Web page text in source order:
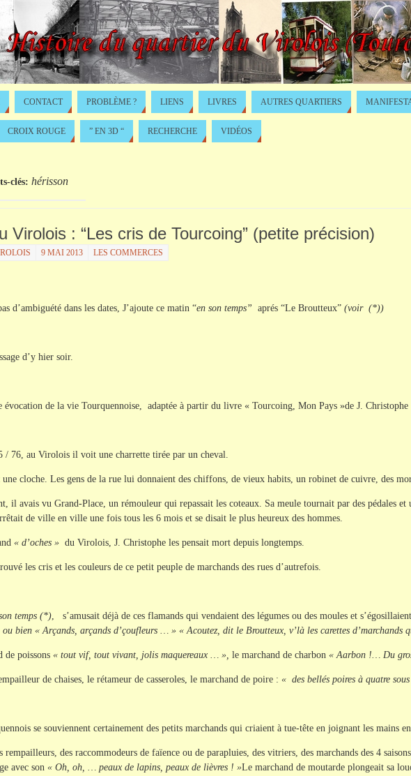
CONTACT PROBLÈME ? LIENS LIVRES AUTRES QUARTIERS
CROIX ROUGE ” EN 3D “ RECHERCHE VIDÉOS
clés: hérisson
Virolois : “Les cris de Tourcoing” (petite précision)
9 MAI 2013 LES COMMERCES
d’ambiguété dans les dates, J’ajoute ce matin “en son temps” aprés “Le Broutteux” (voir (*))
d’y hier soir.
évocation de la vie Tourquennoise, adaptée à partir du livre « Tourcoing, Mon Pays »de J. Christophe
/ 76, au Virolois il voit une charrette tirée par un cheval.
cloche. Les gens de la rue lui donnaient des chiffons, de vieux habits, un robinet de cuivre, des
il avais vu Grand-Place, un rémouleur qui repassait les coteaux. Sa meule tournait par des pédales
de ville en ville une fois tous les 6 mois et se disait le plus heureux des hommes.
« d’oches » du Virolois, J. Christophe les pensait mort depuis longtemps.
les cris et les couleurs de ce petit peuple de marchands des rues d’autrefois.
temps (*), s’amusait déjà de ces flamands qui vendaient des légumes ou des moules et
ou bien « Arçands, arçands d’çoufleurs … » « Acoutez, dit le Broutteux, v’là les carettes d’marchands
de poissons « tout vif, tout vivant, jolis maquereaux … », le marchand de charbon « Aarbon !… Du
de chaises, le rétameur de casseroles, le marchand de poire : « des bellés poires à quatre
se souviennent certainement des petits marchands qui criaient à tue-tête en joignant les mains
rempailleurs, des raccommodeurs de faïence ou de parapluies, des vitriers, des marchands des 4
avec son « Oh, oh, … peaux de lapins, peaux de lièvres ! »Le marchand de moutarde plongeait sa